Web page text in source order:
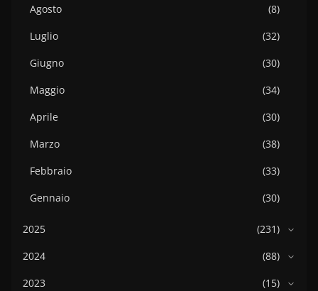
Agosto
(8)
Luglio
(32)
Giugno
(30)
Maggio
(34)
Aprile
(30)
Marzo
(38)
Febbraio
(33)
Gennaio
(30)
2025
(231)
2024
(88)
2023
(15)